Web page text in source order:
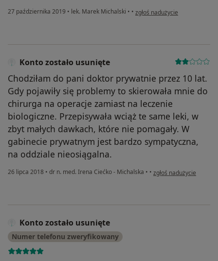
27 października 2019 • lek. Marek Michalski • • w opinii użytkownika Konto
zgłoś nadużycie
Konto zostało usunięte
Chodziłam do pani doktor prywatnie przez 10 lat.
Gdy pojawiły się problemy to skierowała mnie do
chirurga na operacje zamiast na leczenie
biologiczne. Przepisywała wciąż te same leki, w
zbyt małych dawkach, które nie pomagały. W
gabinecie prywatnym jest bardzo sympatyczna,
na oddziale nieosiągalna.
26 lipca 2018 • dr n. med. Irena Ciećko - Michalska • • w opinii użytkownika
zgłoś nadużycie
Konto zostało usunięte
Numer telefonu zweryfikowany